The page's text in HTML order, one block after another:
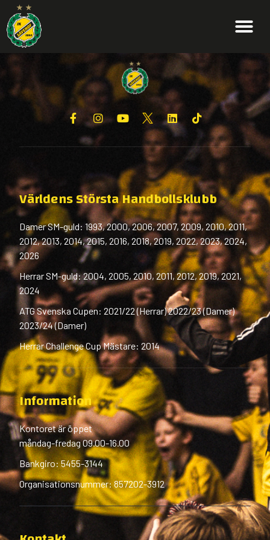
Världens Största Handbollsklubb
Damer SM-guld: 1993, 2000, 2006, 2007, 2009, 2010, 2011,
2012, 2013, 2014, 2015, 2016, 2018, 2019, 2022, 2023, 2024,
2026
Herrar SM-guld: 2004, 2005, 2010, 2011, 2012, 2019, 2021,
2024
ATG Svenska Cupen: 2021/22 (Herrar) 2022/23 (Damer)
2023/24 (Damer)
Herrar Challenge Cup Mästare: 2014
Information
Kontoret är öppet
måndag-fredag 09.00-16.00
Bankgiro: 5455-3144
Organisationsnummer: 857202-3912